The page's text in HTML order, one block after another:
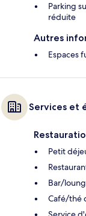
Parking
réduite
Autres
Espaces
Services et
Petit
Bar/
Café/thé